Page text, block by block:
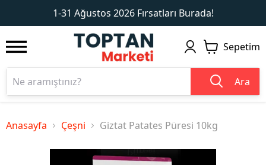
1-31 Ağustos 2026 Fırsatları Burada!
1 2
Sepetim
Ara
Anasayfa Çeşni Giztat Patates Püresi 10kg